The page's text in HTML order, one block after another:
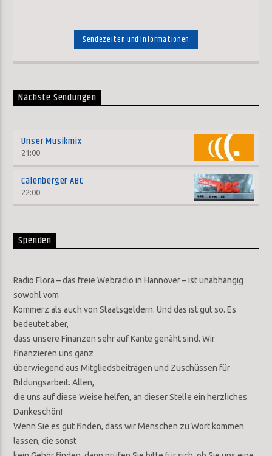
Sendezeiten und Informationen
Nächste Sendungen
Unser Musikmix
21:00
Calenberger ABC
22:00
Spenden
Radio Flora – das freie Webradio in Hannover – ist unabhängig
sowohl vom
Kommerz als auch von Staatsgeldern. Und das ist gut so. Es
bedeutet aber,
dass unsere Finanzen sehr auf Kante genäht sind. Wir
finanzieren uns ganz
überwiegend aus Mitgliedsbeiträgen und Zuschüssen für
Bildungsarbeit. Allen,
die uns auf diese Weise helfen, an dieser Stelle ein herzliches
Dankeschön!
Wenn Sie es gut finden, dass wir Menschen zu Wort kommen
lassen, die sonst